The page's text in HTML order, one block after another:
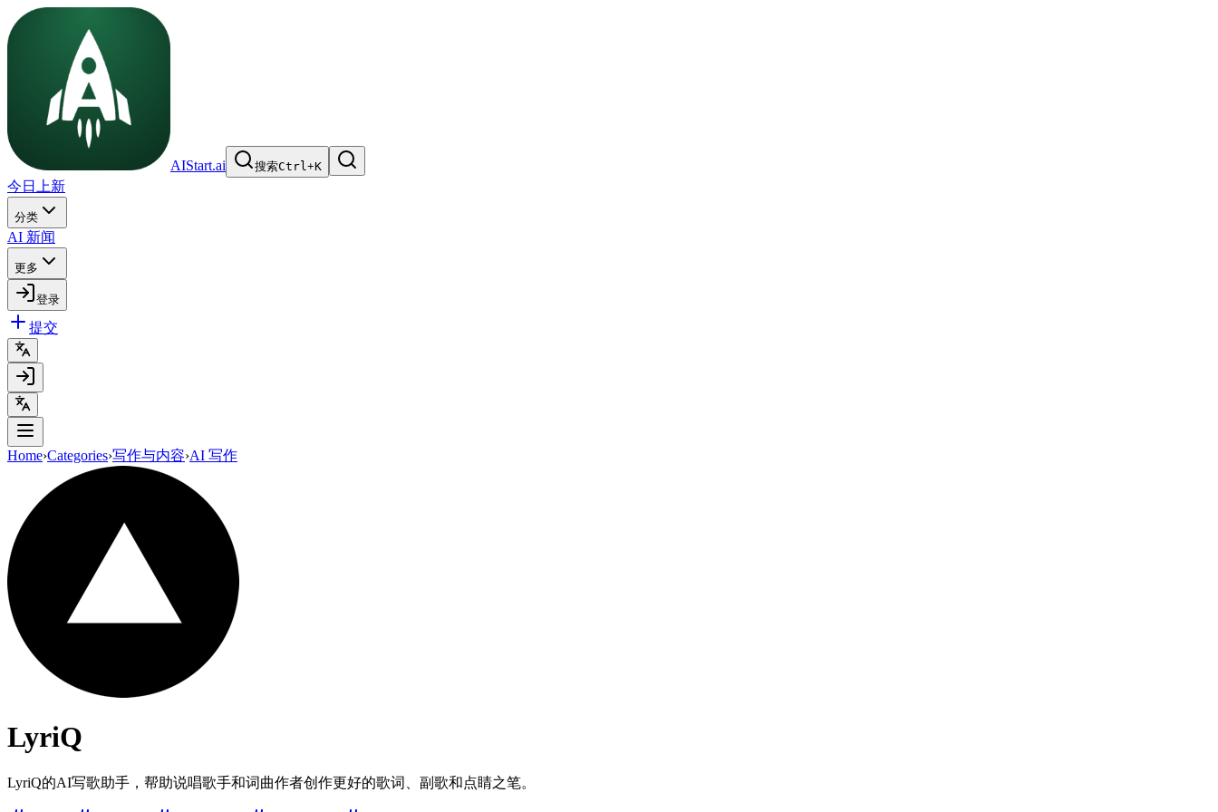
AIStart.ai 搜索Ctrl+K
今日上新
分类
AI 新闻
更多
登录
提交
Home›Categories›写作与内容›AI 写作
LyriQ
LyriQ的AI写歌助手，帮助说唱歌手和词曲作者创作更好的歌词、副歌和点睛之笔。